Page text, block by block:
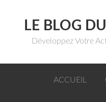
LE BLOG
Développez Votre
ACCUEIL